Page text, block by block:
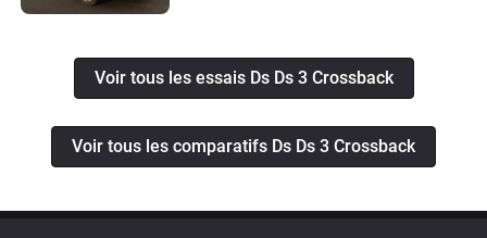
Voir tous les essais Ds Ds 3 Crossback
Voir tous les comparatifs Ds Ds 3 Crossback